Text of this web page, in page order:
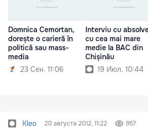
Domnica Cemortan,
dorește o carieră în
politică sau mass-
media
23 Сен. 11:06
Interviu cu
cu cea mai mare
medie la BAC din
Chișinău
19 Июл. 10:44
Kleo 20 августа 2012, 11:22 957